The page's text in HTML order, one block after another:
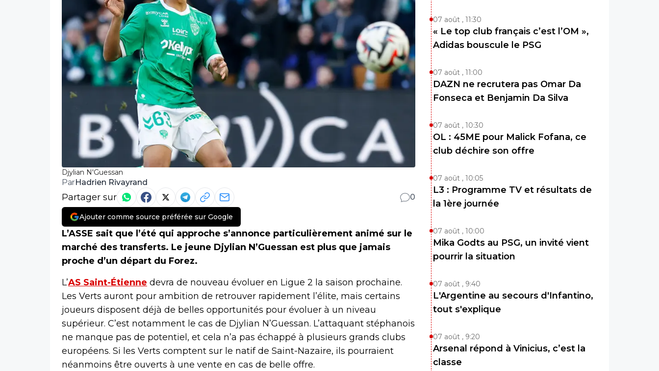
Djylian N'Guessan
ParHadrien Rivayrand
Partager sur 0
Ajouter comme source préférée sur Google
L’ASSE sait que l’été qui approche s’annonce particulièrement animé sur le
marché des transferts. Le jeune Djylian N’Guessan est plus que jamais
proche d’un départ du Forez.
L’AS Saint-Étienne devra de nouveau évoluer en Ligue 2 la saison prochaine.
Les Verts auront pour ambition de retrouver rapidement l’élite, mais certains
joueurs disposent déjà de belles opportunités pour évoluer à un niveau
supérieur. C’est notamment le cas de Djylian N’Guessan. L’attaquant stéphanois
ne manque pas de potentiel, et cela n’a pas échappé à plusieurs grands clubs
européens. Si les Verts comptent sur le natif de Saint-Nazaire, ils pourraient
néanmoins être ouverts à une vente en cas de belle offre.
07 août , 11:30
« Le top club français c’est l’OM »,
Adidas bouscule le PSG
07 août , 11:00
DAZN ne recrutera pas Omar Da
Fonseca et Benjamin Da Silva
07 août , 10:30
OL : 45ME pour Malick Fofana, ce
club déchire son offre
07 août , 10:05
L3 : Programme TV et résultats de
la 1ère journée
07 août , 10:00
Mika Godts au PSG, un invité vient
pourrir la situation
07 août , 9:40
L'Argentine au secours d'Infantino,
tout s'explique
07 août , 9:20
Arsenal répond à Vinicius, c’est la
classe